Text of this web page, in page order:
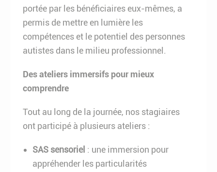
portée par les bénéficiaires eux-mêmes, a
permis de mettre en lumière les
compétences et le potentiel des personnes
autistes dans le milieu professionnel.
Des ateliers immersifs pour mieux
comprendre
Tout au long de la journée, nos stagiaires
ont participé à plusieurs ateliers :
SAS sensoriel : une immersion pour
appréhender les particularités